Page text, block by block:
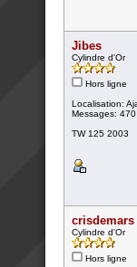
Jibes
Cylindre d'Or
Hors ligne
Localisation:
Messages: 470
TW 125 2003
crisdemars
Cylindre d'Or
Hors ligne